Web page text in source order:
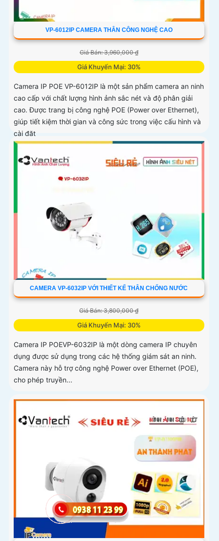
VP-6012IP CAMERA THÂN CÔNG NGHỆ CAO
Giá Bán: 3,960,000 ₫
Giá Khuyến Mại: 30%
Camera IP POE VP-6012IP là một sản phẩm camera an ninh
cao cấp với chất lượng hình ảnh sắc nét và độ phân giải
cao. Được trang bị công nghệ POE (Power over Ethernet),
giúp tiết kiệm thời gian và công sức trong việc cấu hình và
cài đặt
CAMERA VP-6032IP VỚI THIẾT KẾ THÂN CHỐNG NƯỚC
Giá Bán: 3,800,000 ₫
Giá Khuyến Mại: 30%
Camera IP POEVP-6032IP là một dòng camera IP chuyên
dụng được sử dụng trong các hệ thống giám sát an ninh.
Camera này hỗ trợ công nghệ Power over Ethernet (POE),
cho phép truyền...